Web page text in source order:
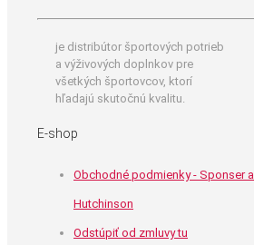
je distribútor športových potrieb
a výživových doplnkov pre
všetkých športovcov, ktorí
hľadajú skutočnú kvalitu.
E-shop
Obchodné podmienky - Sponser a
Hutchinson
Odstúpiť od zmluvy tu